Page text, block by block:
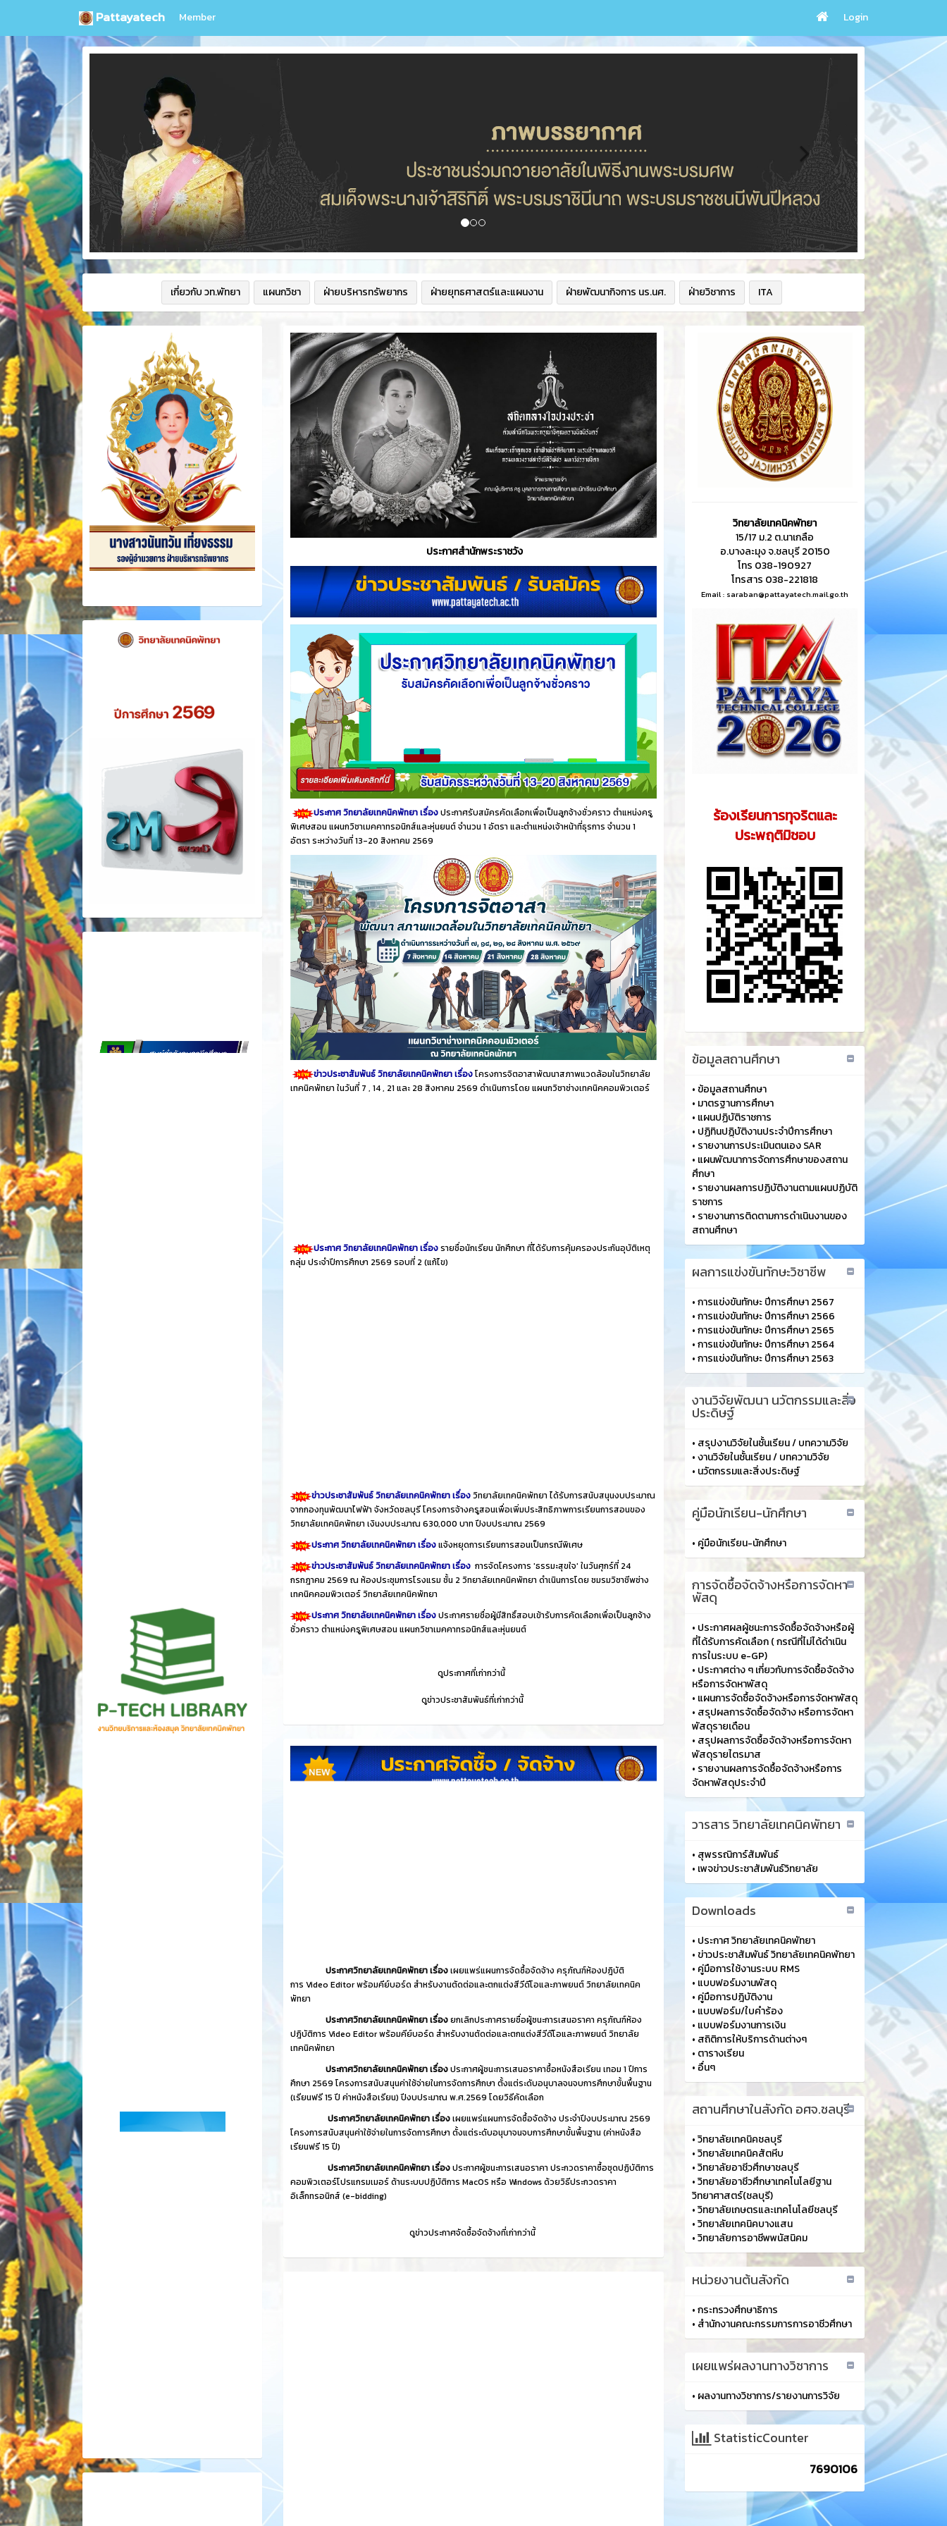
Pattayatech Member Login
เกี่ยวกับ วท.พัทยา แผนกวิชา ฝ่ายบริหารทรัพยากร ฝ่ายยุทธศาสตร์และแผนงาน ฝ่ายพัฒนากิจการ นร.นศ. ฝ่ายวิชาการ ITA
ประกาศสำนักพระราชวัง
ประกาศ วิทยาลัยเทคนิคพัทยา เรื่องประกาศรับสมัครคัดเลือกเพื่อเป็นลูกจ้างชั่วคราว ตำแหน่งครู
พิเศษสอน แผนกวิชาเมคคาทรอนิกส์และหุ่นยนต์ จำนวน 1 อัตรา และตำแหน่งเจ้าหน้าที่ธุรการ จำนวน 1
อัตรา ระหว่างวันที่ 13-20 สิงหาคม 2569
ข่าวประชาสัมพันธ์ วิทยาลัยเทคนิคพัทยา เรื่องโครงการจิตอาสาพัฒนาสภาพแวดล้อมในวิทยาลัย
เทคนิคพัทยา ในวันที่ 7 , 14 , 21 และ 28 สิงหาคม 2569 ดำเนินการโดย แผนกวิชาช่างเทคนิคคอมพิวเตอร์
ประกาศ วิทยาลัยเทคนิคพัทยา เรื่องรายชื่อนักเรียน นักศึกษา ที่ได้รับการคุ้มครองประกันอุบัติเหตุ
กลุ่ม ประจำปีการศึกษา 2569 รอบที่ 2 (แก้ไข)
ข่าวประชาสัมพันธ์ วิทยาลัยเทคนิคพัทยา เรื่องวิทยาลัยเทคนิคพัทยา ได้รับการสนับสนุนงบประมาณ
จากกองทุนพัฒนาไฟฟ้า จังหวัดชลบุรี โครงการจ้างครูสอนเพื่อเพิ่มประสิทธิภาพการเรียนการสอนของ
วิทยาลัยเทคนิคพัทยา เงินงบประมาณ 630,000 บาท ปีงบประมาณ 2569
ประกาศ วิทยาลัยเทคนิคพัทยา เรื่องแจ้งหยุดการเรียนการสอนเป็นกรณีพิเศษ
ข่าวประชาสัมพันธ์ วิทยาลัยเทคนิคพัทยา เรื่อง การจัดโครงการ 'ธรรมะสุขใจ' ในวันศุกร์ที่ 24
กรกฎาคม 2569 ณ ห้องประชุมการโรงแรม ชั้น 2 วิทยาลัยเทคนิคพัทยา ดำเนินการโดย ชมรมวิชาชีพช่าง
เทคนิคคอมพิวเตอร์ วิทยาลัยเทคนิคพัทยา
ประกาศ วิทยาลัยเทคนิคพัทยา เรื่องประกาศรายชื่อผู้มีสิทธิ์สอบเข้ารับการคัดเลือกเพื่อเป็นลูกจ้าง
ชั่วคราว ตำแหน่งครูพิเศษสอน แผนกวิชาเมคคาทรอนิกส์และหุ่นยนต์
ดูประกาศที่เก่ากว่านี้
ดูข่าวประชาสัมพันธ์ที่เก่ากว่านี้
ประกาศวิทยาลัยเทคนิคพัทยา เรื่องเผยแพร่แผนการจัดซื้อจัดจ้าง ครุภัณฑ์ห้องปฎิบัติ
การ Video Editor พร้อมคีย์บอร์ด สำหรับงานตัดต่อและตกแต่งสีวีดีโอและภาพยนต์ วิทยาลัยเทคนิค
พัทยา
ประกาศวิทยาลัยเทคนิคพัทยา เรื่องยกเลิกประกาศรายชื่อผู้ชนะการเสนอราคา ครุภัณฑ์ห้อง
ปฎิบัติการ Video Editor พร้อมคีย์บอร์ด สำหรับงานตัดต่อและตกแต่งสีวีดีโอและภาพยนต์ วิทยาลัย
เทคนิคพัทยา
ประกาศวิทยาลัยเทคนิคพัทยา เรื่องประกาศผู้ชนะการเสนอราคาซื้อหนังสือเรียน เทอม 1 ปีการ
ศึกษา 2569 โครงการสนับสนุนค่าใช้จ่ายในการจัดการศึกษา ตั้งแต่ระดับอนุบาลจนจบการศึกษาขั้นพื้นฐาน
(เรียนฟรี 15 ปี ค่าหนังสือเรียน) ปีงบประมาณ พ.ศ.2569 โดยวิธีคัดเลือก
ประกาศวิทยาลัยเทคนิคพัทยา เรื่องเผยแพร่แผนการจัดซื้อจัดจ้าง ประจำปีงบประมาณ 2569
โครงการสนับสนุนค่าใช้จ่ายในการจัดการศึกษา ตั้งแต่ระดับอนุบาจนจบการศึกษาขั้นพื้นฐาน (ค่าหนังสือ
เรียนฟรี 15 ปี)
ประกาศวิทยาลัยเทคนิคพัทยา เรื่องประกาศผู้ชนะการเสนอราคา ประกวดราคาซื้อชุดปฏิบัติการ
คอมพิวเตอร์โปรแกรมเมอร์ ด้านระบบปฏิบัติการ MacOS หรือ Windows ด้วยวิธีประกวดราคา
อิเล็กทรอนิกส์ (e-bidding)
ดูข่าวประกาศจัดซื้อจัดจ้างที่เก่ากว่านี้
วิทยาลัยเทคนิคพัทยา
15/17 ม.2 ต.นาเกลือ
อ.บางละมุง จ.ชลบุรี 20150
โทร 038-190927
โทรสาร 038-221818
Email : saraban@pattayatech.mail.go.th
ร้องเรียนการทุจริตและ
ประพฤติมิชอบ
ข้อมูลสถานศึกษา
• ข้อมูลสถานศึกษา
• มาตรฐานการศึกษา
• แผนปฏิบัติราชการ
• ปฏิทินปฏฺิบัติงานประจำปีการศึกษา
• รายงานการประเมินตนเอง SAR
• แผนพัฒนาการจัดการศึกษาของสถาน
ศึกษา
• รายงานผลการปฏิบัติงานตามแผนปฏิบัติ
ราชการ
• รายงานการติดตามการดำเนินงานของ
สถานศึกษา
ผลการแข่งขันทักษะวิชาชีพ
•การแข่งขันทักษะ ปีการศึกษา 2567
•การแข่งขันทักษะ ปีการศึกษา 2566
•การแข่งขันทักษะ ปีการศึกษา 2565
•การแข่งขันทักษะ ปีการศึกษา 2564
•การแข่งขันทักษะ ปีการศึกษา 2563
งานวิจัยพัฒนา นวัตกรรมและสิ่ง
ประดิษฐ์
• สรุปงานวิจัยในชั้นเรียน / บทความวิจัย
•งานวิจัยในชั้นเรียน / บทความวิจัย
• นวัตกรรมและสิ่งประดิษฐ์
คู่มือนักเรียน-นักศึกษา
• คู่มือนักเรียน-นักศึกษา
การจัดซื้อจัดจ้างหรือการจัดหา
พัสดุ
• ประกาศผลผู้ชนะการจัดซื้อจัดจ้างหรือผู้
ที่ได้รับการคัดเลือก ( กรณีที่ไม่ได้ดำเนิน
การในระบบ e-GP)
• ประกาศต่าง ๆ เกี่ยวกับการจัดซื้อจัดจ้าง
หรือการจัดหาพัสดุ
• แผนการจัดซื้อจัดจ้างหรือการจัดหาพัสดุ
• สรุปผลการจัดซื้อจัดจ้าง หรือการจัดหา
พัสดุรายเดือน
• สรุปผลการจัดซื้อจัดจ้างหรือการจัดหา
พัสดุรายไตรมาส
• รายงานผลการจัดซื้อจัดจ้างหรือการ
จัดหาพัสดุประจำปี
วารสาร วิทยาลัยเทคนิคพัทยา
• สุพรรณิการ์สัมพันธ์
• เพจข่าวประชาสัมพันธ์วิทยาลัย
Downloads
• ประกาศ วิทยาลัยเทคนิคพัทยา
• ข่าวประชาสัมพันธ์ วิทยาลัยเทคนิคพัทยา
• คู่มือการใช้งานระบบ RMS
• แบบฟอร์มงานพัสดุ
• คู่มือการปฎิบัติงาน
• แบบฟอร์ม/ใบคำร้อง
• แบบฟอร์มงานการเงิน
• สถิติการให้บริการด้านต่างๆ
• ตารางเรียน
• อื่นๆ
สถานศึกษาในสังกัด อศจ.ชลบุรี
•วิทยาลัยเทคนิคชลบุรี
•วิทยาลัยเทคนิคสัตหีบ
•วิทยาลัยอาชีวศึกษาชลบุรี
•วิทยาลัยอาชีวศึกษาเทคโนโลยีฐาน
วิทยาศาสตร์(ชลบุรี)
•วิทยาลัยเกษตรและเทคโนโลยีชลบุรี
•วิทยาลัยเทคนิคบางแสน
•วิทยาลัยการอาชีพพนัสนิคม
หน่วยงานต้นสังกัด
•กระทรวงศึกษาธิการ
• สำนักงานคณะกรรมการการอาชีวศึกษา
เผยแพร่ผลงานทางวิชาการ
• ผลงานทางวิชาการ/รายงานการวิจัย
StatisticCounter
7690106